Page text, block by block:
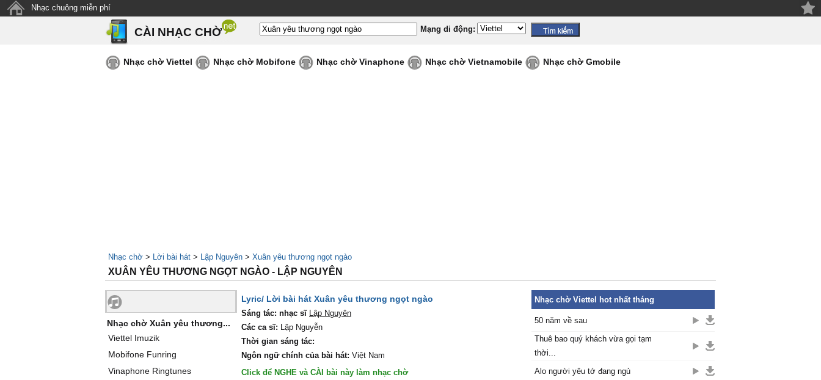
Nhạc chuông miễn phí
CÀI NHẠC CHỜ Mạng di động:
Nhạc chờ Viettel Nhạc chờ Mobifone Nhạc chờ Vinaphone Nhạc chờ Vietnamobile Nhạc chờ Gmobile
Nhạc chờ > Lời bài hát > Lập Nguyên > Xuân yêu thương ngọt ngào
XUÂN YÊU THƯƠNG NGỌT NGÀO - LẬP NGUYÊN
Nhạc chờ Xuân yêu thương...
Viettel Imuzik
Mobifone Funring
Vinaphone Ringtunes
Lyric/ Lời bài hát Xuân yêu thương ngọt ngào
Sáng tác: nhạc sĩ Lập Nguyên
Các ca sĩ: Lập Nguyễn
Thời gian sáng tác:
Ngôn ngữ chính của bài hát: Việt Nam
Click để NGHE và CÀI bài này làm nhạc chờ
Nhạc chờ Viettel hot nhất tháng
50 năm về sau
Thuê bao quý khách vừa gọi tạm
thời...
Alo người yêu tớ đang ngủ